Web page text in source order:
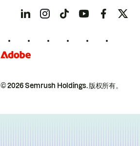
© 2026 Semrush Holdings.版权所有。